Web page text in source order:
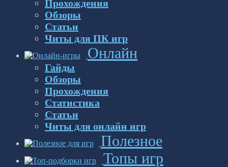
Прохождения
Обзоры
Статьи
Читы для ПК игр
Онлайн
Гайды
Обзоры
Прохождения
Статистика
Статьи
Читы для онлайн игр
Полезное
Топы игр